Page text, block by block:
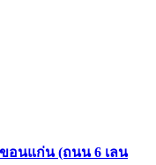
อนแก่น (ถนน 6 เลน